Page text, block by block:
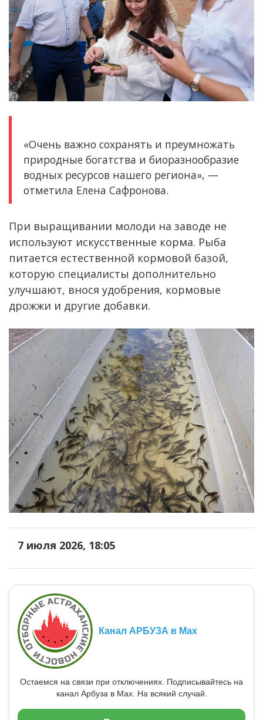
«Очень важно сохранять и преумножать
природные богатства и биоразнообразие
водных ресурсов нашего региона», —
отметила Елена Сафронова.
При выращивании молоди на заводе не
используют искусственные корма. Рыба
питается естественной кормовой базой,
которую специалисты дополнительно
улучшают, внося удобрения, кормовые
дрожжи и другие добавки.
7 июля 2026, 18:05
Канал АРБУЗА в Max
Остаемся на связи при отключениях. Подписывайтесь на
канал Арбуза в Max. На всякий случай.